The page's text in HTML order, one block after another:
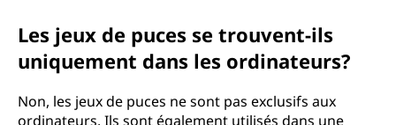
Les jeux de puces se trouvent-ils
uniquement dans les ordinateurs?
Non, les jeux de puces ne sont pas exclusifs aux
ordinateurs. Ils sont également utilisés dans une